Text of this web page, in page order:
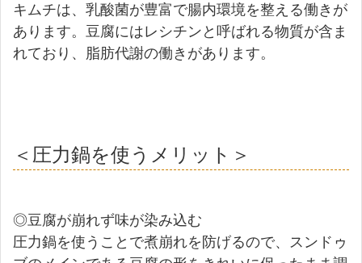
キムチは、乳酸菌が豊富で腸内環境を整える働きが
あります。豆腐にはレシチンと呼ばれる物質が含ま
れており、脂肪代謝の働きがあります。
＜圧力鍋を使うメリット＞
◎豆腐が崩れず味が染み込む
圧力鍋を使うことで煮崩れを防げるので、スンドゥ